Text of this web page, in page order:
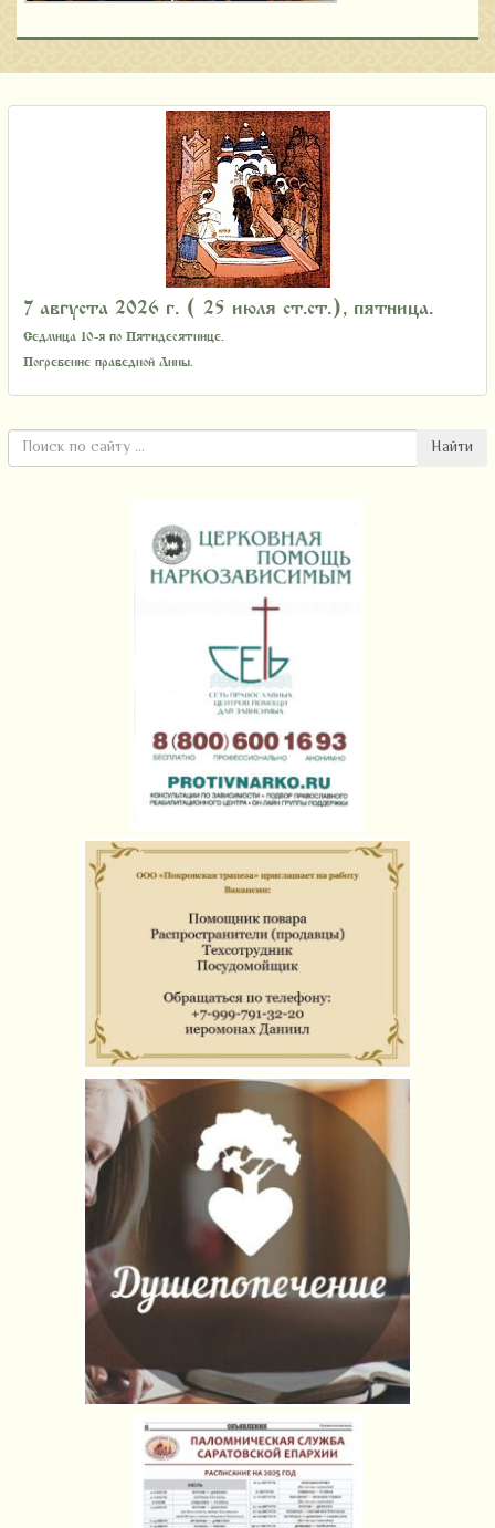
7 августа 2026 г. ( 25 июля ст.ст.), пятница.
Седмица 10-я по Пятидесятнице.
Погребение праведной Анны.
Найти